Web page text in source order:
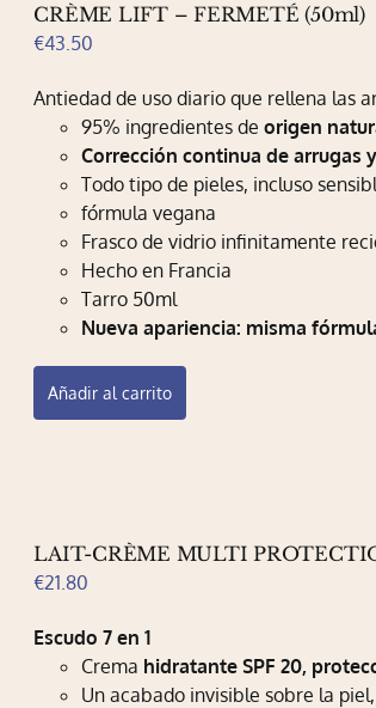
opciones
elegir
en
la
página
producto
CRÈME LIFT – FERMETÉ (50ml)
€43.50
Antiedad de uso diario que rellena las
95% ingredientes deorigen
Corrección continua de arrugas
Todo tipo de pieles, incluso
fórmula vegana
Frasco de vidrio infinitamente
Hecho en Francia
Tarro 50ml
Nueva apariencia: misma
Añadir al carrito
LAIT-CRÈME MULTI
€21.80
Escudo 7 en 1
Crema hidratante SPF 20,
Un acabado invisible sobre la